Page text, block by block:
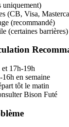
uniquement)
(CB, Visa,
(recommandé)
(certaines barrières)
et 17h-19h
16h en semaine
tôt le matin
Bison Futé